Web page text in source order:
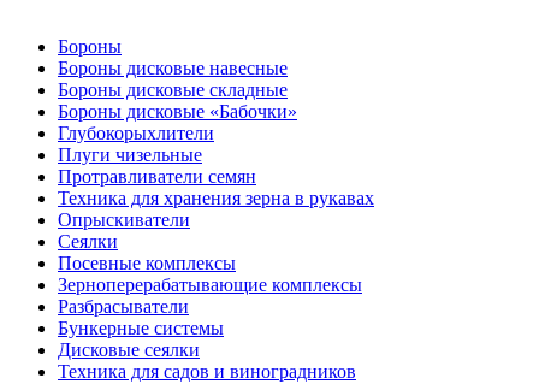
Бороны
Бороны дисковые навесные
Бороны дисковые складные
Бороны дисковые «Бабочки»
Глубокорыхлители
Плуги чизельные
Протравливатели семян
Техника для хранения зерна в рукавах
Опрыскиватели
Сеялки
Посевные комплексы
Зерноперерабатывающие комплексы
Разбрасыватели
Бункерные системы
Дисковые сеялки
Техника для садов и виноградников